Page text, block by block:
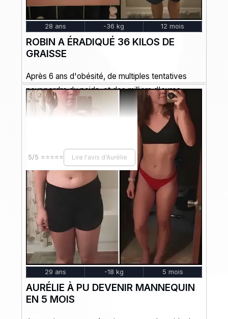
28 ans -36 kg 12 mois
ROBIN A ÉRADIQUÉ 36 KILOS DE
GRAISSE
Après 6 ans d'obésité, de multiples tentatives
pour perdre du poids, et des milliers d'euros
dépensés pour... rien, j'ai décidé d'opter pour...
29 ans -18 kg 5 mois
AURÉLIE À PU DEVENIR MANNEQUIN
EN 5 MOIS
5/5 ⭐⭐⭐⭐⭐ Lire l'avis d'Aurélie